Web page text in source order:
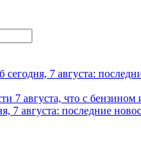
7 августа:
7 августа, что с бензином
7 августа: последние